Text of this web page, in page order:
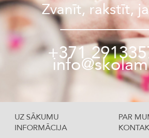
Zvanīt, rakstīt,
+371
UZ SĀKUMU
PAR
INFORMĀCIJA